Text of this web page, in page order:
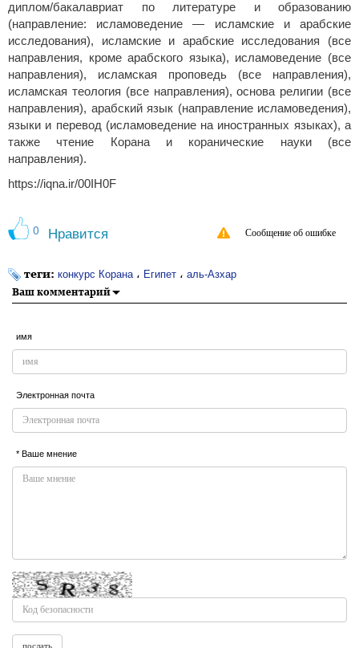
диплом/бакалавриат по литературе и образованию
(направление: исламоведение — исламские и арабские
исследования), исламские и арабские исследования (все
направления, кроме арабского языка), исламоведение (все
направления), исламская проповедь (все направления),
исламская теология (все направления), основа религии (все
направления), арабский язык (направление исламоведения),
языки и перевод (исламоведение на иностранных языках), а
также чтение Корана и коранические науки (все
направления).
https://iqna.ir/00IH0F
0 Нравится Сообщение об ошибке
теги: конкурс Корана ، Египет ، аль-Азхар
Ваш комментарий
имя
Электронная почта
* Ваше мнение